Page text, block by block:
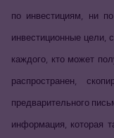
по инвестициям, ни
инвестиционные цели,
каждого, кто может
распространен,
предварительного
информация, которая